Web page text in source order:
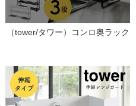
（tower/タワー）コンロ奥ラック